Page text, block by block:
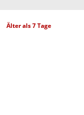
Älter als 7 Tage